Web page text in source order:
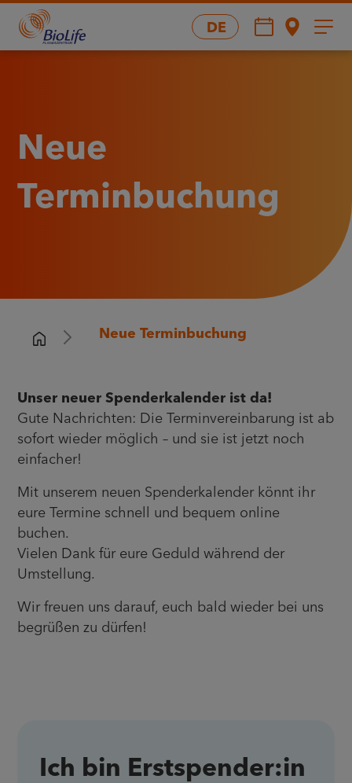
DE
Neue
Terminbuchung
Neue Terminbuchung
Unser neuer Spenderkalender ist da!
Gute Nachrichten: Die Terminvereinbarung ist ab
sofort wieder möglich – und sie ist jetzt noch
einfacher!
Mit unserem neuen Spenderkalender könnt ihr
eure Termine schnell und bequem online
buchen.
Vielen Dank für eure Geduld während der
Umstellung.
Wir freuen uns darauf, euch bald wieder bei uns
begrüßen zu dürfen!
Ich bin Erstspender:in